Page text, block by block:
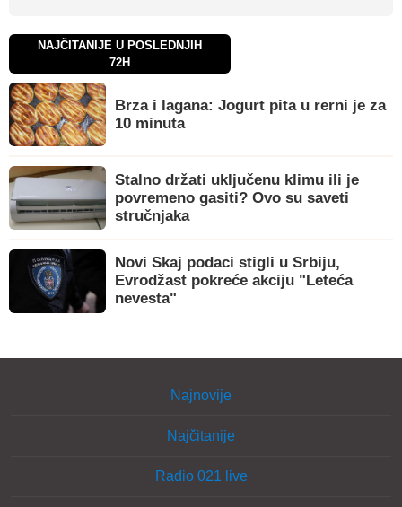
NAJČITANIJE U POSLEDNJIH
72H
Brza i lagana: Jogurt pita u rerni je za
10 minuta
Stalno držati uključenu klimu ili je
povremeno gasiti? Ovo su saveti
stručnjaka
Novi Skaj podaci stigli u Srbiju,
Evrodžast pokreće akciju "Leteća
nevesta"
Najnovije
Najčitanije
Radio 021 live